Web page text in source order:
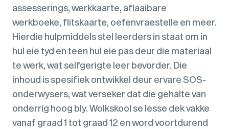
assesserings, werkkaarte, aflaaibare
werkboeke, flitskaarte, oefenvraestelle en meer.
Hierdie hulpmiddels stel leerders in staat om in
hul eie tyd en teen hul eie pas deur die materiaal
te werk, wat selfgerigte leer bevorder. Die
inhoud is spesifiek ontwikkel deur ervare SOS-
onderwysers, wat verseker dat die gehalte van
onderrig hoog bly. Wolkskool se lesse dek vakke
vanaf graad 1 tot graad 12 en word voortdurend